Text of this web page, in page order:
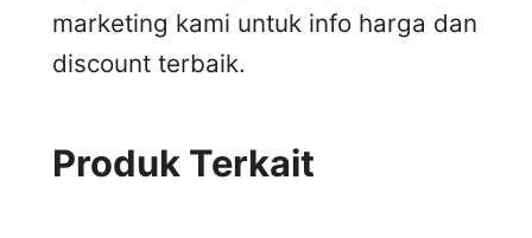
marketing kami untuk info harga dan
discount terbaik.
Produk Terkait